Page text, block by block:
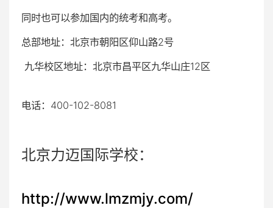
同时也可以参加国内的统考和高考。
总部地址：北京市朝阳区仰山路2号
九华校区地址：北京市昌平区九华山庄12区
电话：400-102-8081
北京力迈国际学校：
http://www.lmzmjy.com/